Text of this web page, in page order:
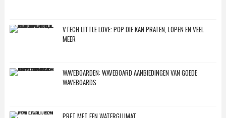
VTECH LITTLE LOVE: POP DIE KAN PRATEN, LOPEN EN VEEL
MEER
WAVEBOARDEN: WAVEBOARD AANBIEDINGEN VAN GOEDE
WAVEBOARDS
PRET MET EEN WATERGLIJMAT